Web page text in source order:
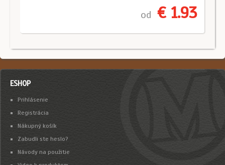
od € 1.93
ESHOP
Prihlásenie
Registrácia
Nákupný košík
Zabudli ste heslo?
Návody na použitie